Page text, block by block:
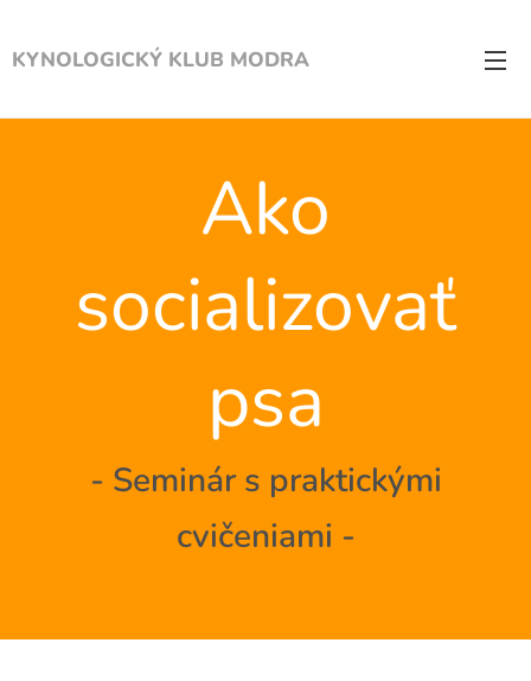
KYNOLOGICKÝ KLUB MODRA
Ako
socializovať
psa
- Seminár s praktickými
cvičeniami -